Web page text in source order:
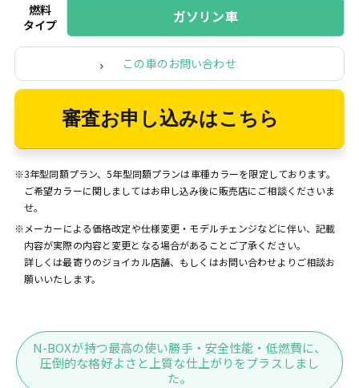
燃料
タイプ
ガソリン車
この車のお問い合わせ
審査お申し込みはこちら
※3年型同額プラン、5年型同額プランは車種カラーを限定しております。
ご希望カラーに関しましてはお申し込み後に販売店にご相談くださいま
せ。
※メーカーによる価格改定や仕様変更・モデルチェンジなどに伴い、記載
内容が実際の内容と変更となる場合があることご了承ください。
詳しくは最寄りのジョイカル店舗、もしくはお問い合わせよりご相談お
願いいたします。
N-BOXが持つ最高の使い勝手・安全性能・低燃費に、
圧倒的な格好よさと上質な仕上がりをプラスしまし
た。